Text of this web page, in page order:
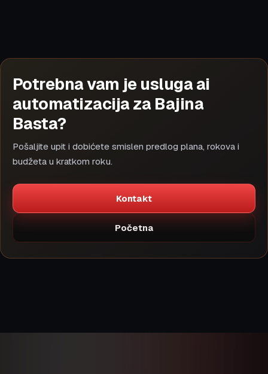
Potrebna vam je usluga ai
automatizacija za Bajina
Basta?
Pošaljite upit i dobićete smislen predlog plana, rokova i
budžeta u kratkom roku.
Kontakt
Početna